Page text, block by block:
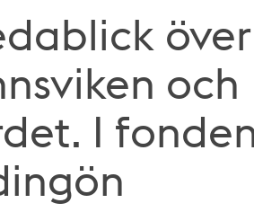
över
och
I